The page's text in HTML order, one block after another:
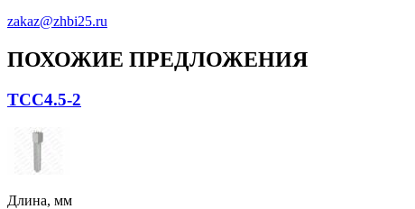
zakaz@zhbi25.ru
ПОХОЖИЕ ПРЕДЛОЖЕНИЯ
ТСС4.5-2
Длина, мм